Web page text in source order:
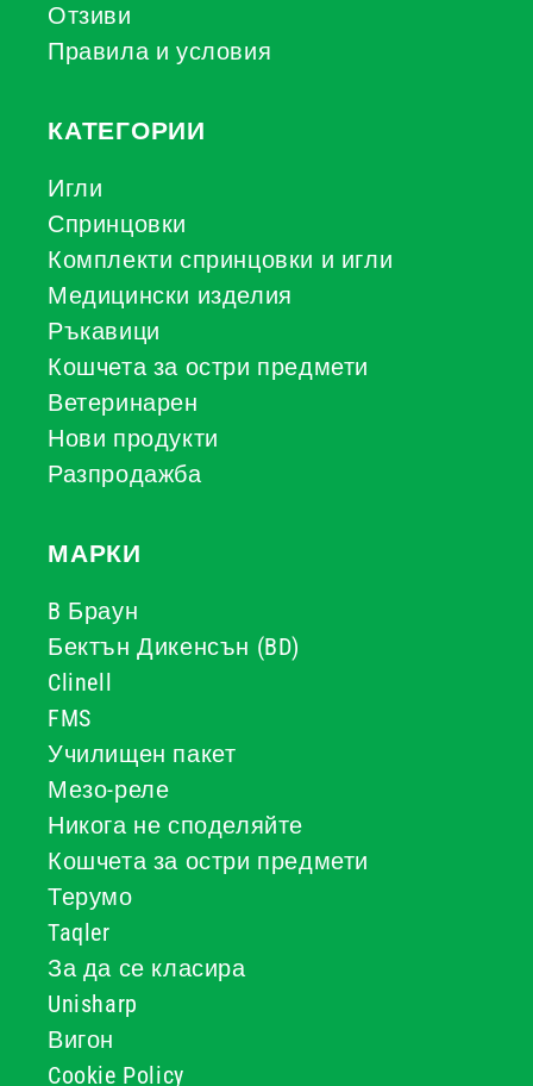
Отзиви
Правила и условия
КАТЕГОРИИ
Игли
Спринцовки
Комплекти спринцовки и игли
Медицински изделия
Ръкавици
Кошчета за остри предмети
Ветеринарен
Нови продукти
Разпродажба
МАРКИ
B Браун
Бектън Дикенсън (BD)
Clinell
FMS
Училищен пакет
Мезо-реле
Никога не споделяйте
Кошчета за остри предмети
Терумо
Taqler
За да се класира
Unisharp
Вигон
Cookie Policy